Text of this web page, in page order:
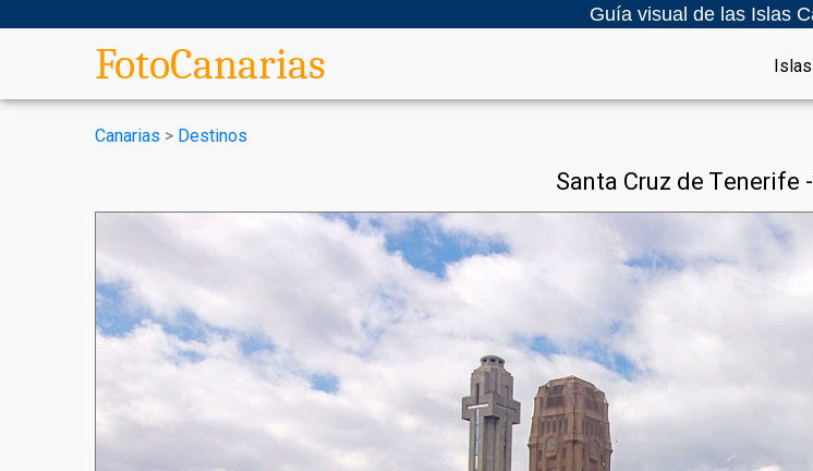
Guía visual de las Islas
FotoCanarias Islas
Canarias > Destinos
Santa Cruz de Tenerife